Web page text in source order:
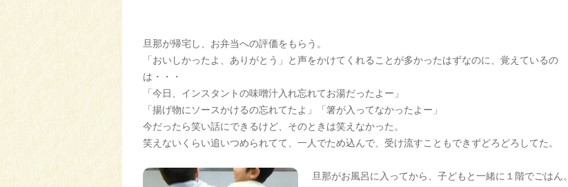
旦那が帰宅し、お弁当への評価をもらう。
「おいしかったよ、ありがとう」と声をかけてくれることが多かったはずなのに、覚えているの
は・・・
「今日、インスタントの味噌汁入れ忘れてお湯だったよー」
「揚げ物にソースかけるの忘れてたよ」「箸が入ってなかったよー」
今だったら笑い話にできるけど、そのときは笑えなかった。
笑えないくらい追いつめられてて、一人でため込んで、受け流すこともできずどろどろしてた。
旦那がお風呂に入ってから、子どもと一緒に１階でごはん。